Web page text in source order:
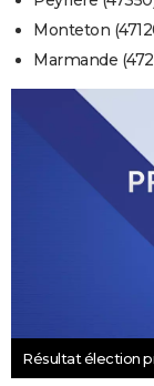
Monteton
Marmande
Résultat élection